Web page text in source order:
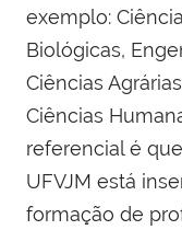
exemplo:
Biológicas,
Ciências
Ciências
referencial é
UFVJM está
formação de